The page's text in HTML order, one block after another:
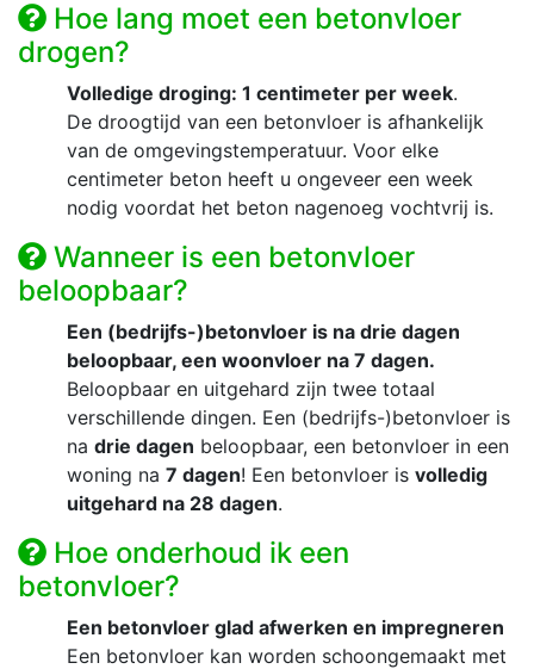
Hoe lang moet een betonvloer
drogen?
Volledige droging: 1 centimeter per week.
De droogtijd van een betonvloer is afhankelijk
van de omgevingstemperatuur. Voor elke
centimeter beton heeft u ongeveer een week
nodig voordat het beton nagenoeg vochtvrij is.
Wanneer is een betonvloer
beloopbaar?
Een (bedrijfs-)betonvloer is na drie dagen
beloopbaar, een woonvloer na 7 dagen.
Beloopbaar en uitgehard zijn twee totaal
verschillende dingen. Een (bedrijfs-)betonvloer is
na drie dagen beloopbaar, een betonvloer in een
woning na 7 dagen! Een betonvloer is volledig
uitgehard na 28 dagen.
Hoe onderhoud ik een
betonvloer?
Een betonvloer glad afwerken en impregneren
Een betonvloer kan worden schoongemaakt met